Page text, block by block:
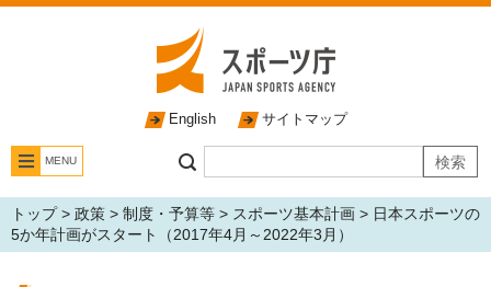
English サイトマップ
MENU
トップ> 政策 > 制度・予算等 > スポーツ基本計画 > 日本スポーツの
5か年計画がスタート（2017年4月～2022年3月）